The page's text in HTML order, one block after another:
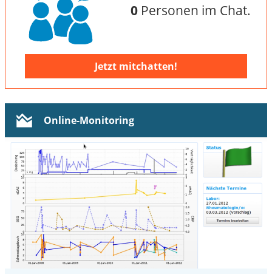
0Personen im Chat.
Jetzt mitchatten!
Online-Monitoring